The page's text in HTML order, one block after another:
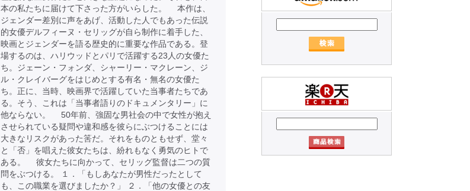
本の私たちに届けて下さった方がいらした。 本作は、
ジェンダー差別に声をあげ、活動した人でもあった伝説
的女優デルフィーヌ・セリッグが自ら制作に着手した、
映画とジェンダーを語る歴史的に重要な作品である。登
場するのは、ハリウッドとパリで活躍する23人の女優た
ち。ジェーン・フォンダ、シャーリー・マクレーン、ジ
ル・クレイバーグをはじめとする有名・無名の女優た
ち。正に、当時、映画界で活躍していた当事者たちであ
る。そう、これは「当事者語りのドキュメンタリー」に
他ならない。 50年前、強固な男社会の中で女性が抱え
させられている疑問や違和感を彼らにぶつけることには
大きなリスクがあった筈だ。それをものともせず、堂々
と「否」を唱えた彼女たちは、紛れもなく勇気のヒトで
ある。 彼女たちに向かって、セリッグ監督は二つの質
問をぶつける。 １．「もしあなたが男性だったとして
も、この職業を選びましたか？」 ２．「他の女優との友